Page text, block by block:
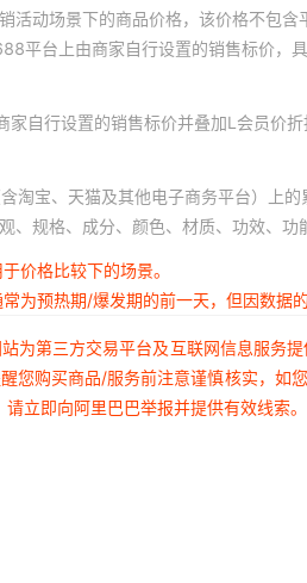
活动场景下的商品价格，该价格不包
平台上由商家自行设置的销售标价，
自行设置的销售标价并叠加L会员价折
淘宝、天猫及其他电子商务平台）上的
、规格、成分、颜色、材质、功效、
价格比较下的场景。
为预热期/爆发期的前一天，但因数据
为第三方交易平台及互联网信息服务
您购买商品/服务前注意谨慎核实，如
立即向阿里巴巴举报并提供有效线索。